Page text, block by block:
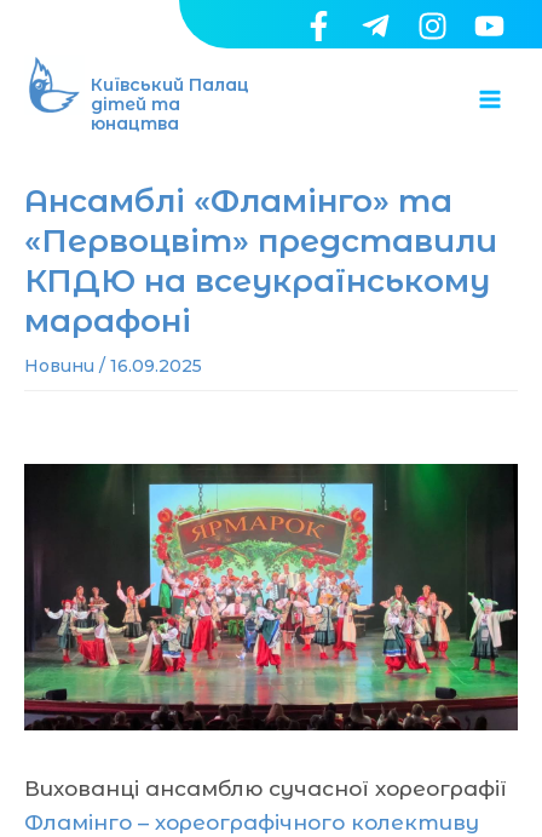
вмісту
Київський Палац
дітей та
юнацтва
Ансамблі «Фламінго» та
«Первоцвіт» представили
КПДЮ на всеукраїнському
марафоні
Новини / 16.09.2025
Вихованці ансамблю сучасної хореографії
Фламінго – хореографічного колективу